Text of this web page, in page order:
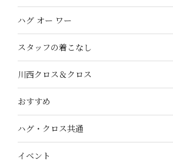
ハグ オー ワー
スタッフの着こなし
川西クロス＆クロス
おすすめ
ハグ・クロス共通
イベント